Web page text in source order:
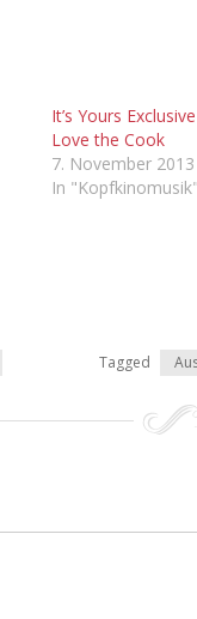
It’s Yours
Love the Cook
7. November 2013
In "Kopfkinomusik"
Tagged